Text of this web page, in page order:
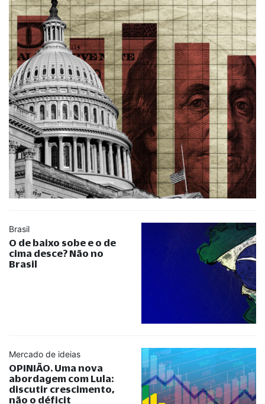
Brasil
O de baixo sobe e o de
cima desce? Não no
Brasil
Mercado de ideias
OPINIÃO. Uma nova
abordagem com Lula:
discutir crescimento,
não o déficit